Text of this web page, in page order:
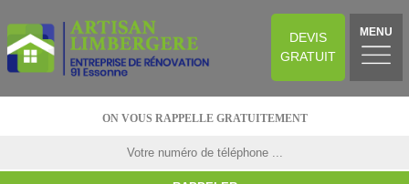
DEVIS
GRATUIT
MENU
ON VOUS RAPPELLE GRATUITEMENT